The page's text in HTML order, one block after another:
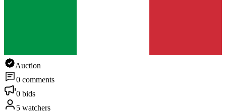
Auction
0 comments
0 bids
5 watchers